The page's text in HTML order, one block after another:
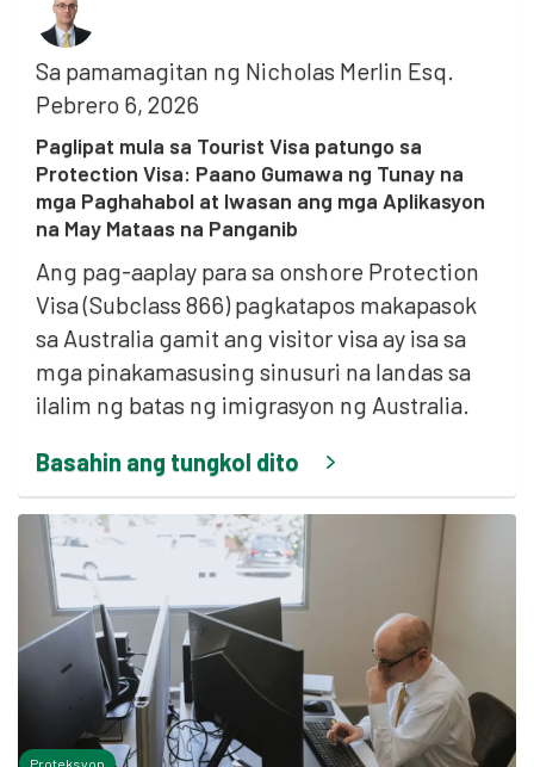
Sa pamamagitan ng Nicholas Merlin Esq.
Pebrero 6, 2026
Paglipat mula sa Tourist Visa patungo sa
Protection Visa: Paano Gumawa ng Tunay na
mga Paghahabol at Iwasan ang mga Aplikasyon
na May Mataas na Panganib
Ang pag-aaplay para sa onshore Protection
Visa (Subclass 866) pagkatapos makapasok
sa Australia gamit ang visitor visa ay isa sa
mga pinakamasusing sinusuri na landas sa
ilalim ng batas ng imigrasyon ng Australia.
Basahin ang tungkol dito
Proteksyon